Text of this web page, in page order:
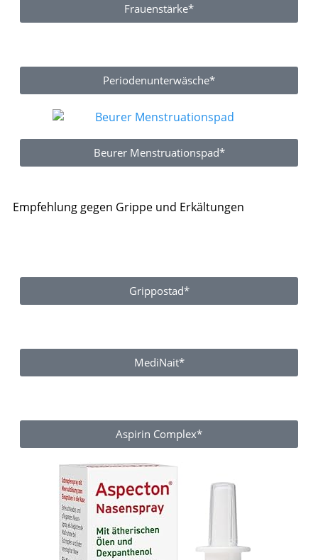
Frauenstärke*
Periodenunterwäsche*
Beurer Menstruationspad*
Empfehlung gegen Grippe und Erkältungen
Grippostad*
MediNait*
Aspirin Complex*